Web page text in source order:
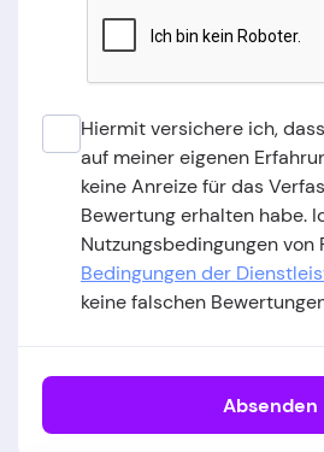
Hiermit versichere ich,
auf meiner eigenen
keine Anreize für das
Bewertung erhalten habe.
Nutzungsbedingungen von
Bedingungen der
keine falschen
Absenden